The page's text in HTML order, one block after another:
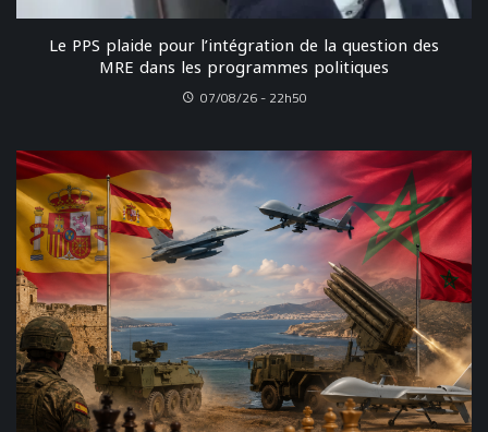
Le PPS plaide pour l’intégration de la question des
MRE dans les programmes politiques
07/08/26 - 22h50